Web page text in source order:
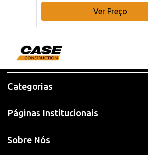
Ver Preço
Categorias
Páginas Institucionais
Sobre Nós